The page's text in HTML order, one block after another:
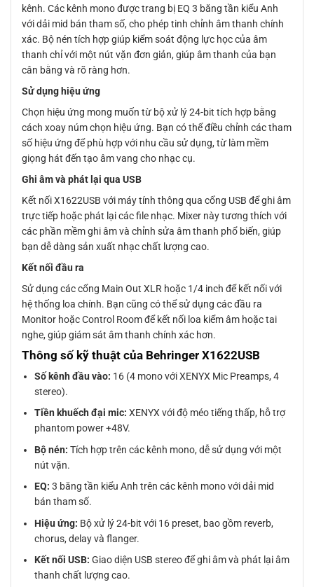
kênh. Các kênh mono được trang bị EQ 3 băng tần kiểu Anh
với dải mid bán tham số, cho phép tinh chỉnh âm thanh chính
xác. Bộ nén tích hợp giúp kiểm soát động lực học của âm
thanh chỉ với một nút vặn đơn giản, giúp âm thanh của bạn
cân bằng và rõ ràng hơn.
Sử dụng hiệu ứng
Chọn hiệu ứng mong muốn từ bộ xử lý 24-bit tích hợp bằng
cách xoay núm chọn hiệu ứng. Bạn có thể điều chỉnh các tham
số hiệu ứng để phù hợp với nhu cầu sử dụng, từ làm mềm
giọng hát đến tạo âm vang cho nhạc cụ.
Ghi âm và phát lại qua USB
Kết nối X1622USB với máy tính thông qua cổng USB để ghi âm
trực tiếp hoặc phát lại các file nhạc. Mixer này tương thích với
các phần mềm ghi âm và chỉnh sửa âm thanh phổ biến, giúp
bạn dễ dàng sản xuất nhạc chất lượng cao.
Kết nối đầu ra
Sử dụng các cổng Main Out XLR hoặc 1/4 inch để kết nối với
hệ thống loa chính. Bạn cũng có thể sử dụng các đầu ra
Monitor hoặc Control Room để kết nối loa kiểm âm hoặc tai
nghe, giúp giám sát âm thanh chính xác hơn.
Thông số kỹ thuật của Behringer X1622USB
Số kênh đầu vào: 16 (4 mono với XENYX Mic Preamps, 4
stereo).
Tiền khuếch đại mic: XENYX với độ méo tiếng thấp, hỗ trợ
phantom power +48V.
Bộ nén: Tích hợp trên các kênh mono, dễ sử dụng với một
nút vặn.
EQ: 3 băng tần kiểu Anh trên các kênh mono với dải mid
bán tham số.
Hiệu ứng: Bộ xử lý 24-bit với 16 preset, bao gồm reverb,
chorus, delay và flanger.
Kết nối USB: Giao diện USB stereo để ghi âm và phát lại âm
thanh chất lượng cao.